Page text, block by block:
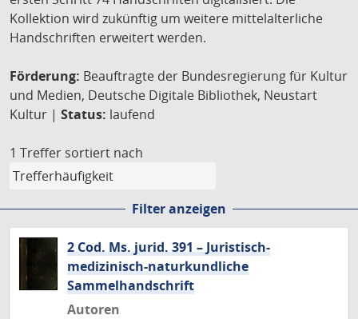
Kollektion wird zukünftig um weitere mittelalterliche
Handschriften erweitert werden.
Förderung: Beauftragte der Bundesregierung für Kultur
und Medien, Deutsche Digitale Bibliothek, Neustart
Kultur | Status: laufend
1 Treffer sortiert nach
Filter anzeigen
2 Cod. Ms. jurid. 391 – Juristisch-
medizinisch-naturkundliche
Sammelhandschrift
Autoren